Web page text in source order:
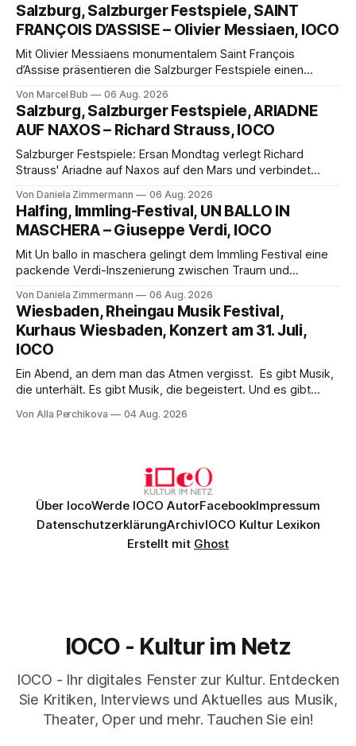
Salzburg, Salzburger Festspiele, SAINT
FRANÇOIS D’ASSISE – Olivier Messiaen, IOCO
Mit Olivier Messiaens monumentalem Saint François
d’Assise präsentieren die Salzburger Festspiele einen
eine bildgewaltige Inszenierung, Maxime Pascal entfaltet
die komplexe Partitur eindrucksvoll, Philippe Sly berührt als
Franziskus.
Von Marcel Bub 06 Aug. 2026
Salzburg, Salzburger Festspiele, ARIADNE
AUF NAXOS – Richard Strauss, IOCO
Salzburger Festspiele: Ersan Mondtag verlegt Richard
Strauss' Ariadne auf Naxos auf den Mars und verbindet
Aufführung mit starken Solisten und den Wiener
Philharmonikern, szenisch bleibt der zweite Akt jedoch
hinter den Erwartungen zurück.
Von Daniela Zimmermann 06 Aug. 2026
Halfing, Immling-Festival, UN BALLO IN
MASCHERA – Giuseppe Verdi, IOCO
Mit Un ballo in maschera gelingt dem Immling Festival eine
packende Verdi-Inszenierung zwischen Traum und
psychologische Tiefe mit starken Bildern, getragen von
einem spielfreudigen Ensemble und einer musikalisch
überzeugenden Gesamtleistung.
Von Daniela Zimmermann 06 Aug. 2026
Wiesbaden, Rheingau Musik Festival,
Kurhaus Wiesbaden, Konzert am 31. Juli,
IOCO
Ein Abend, an dem man das Atmen vergisst. Es gibt Musik,
die unterhält. Es gibt Musik, die begeistert. Und es gibt
Genau so war der Abend im Kurhaus Wiesbaden, an dem
Von Alla Perchikova 04 Aug. 2026
Über IocoWerde IOCO AutorFacebookImpressum
DatenschutzerklärungArchivIOCO Kultur Lexikon
Erstellt mit Ghost
IOCO - Kultur im Netz
IOCO - Ihr digitales Fenster zur Kultur. Entdecken
Sie Kritiken, Interviews und Aktuelles aus Musik,
Theater, Oper und mehr. Tauchen Sie ein!